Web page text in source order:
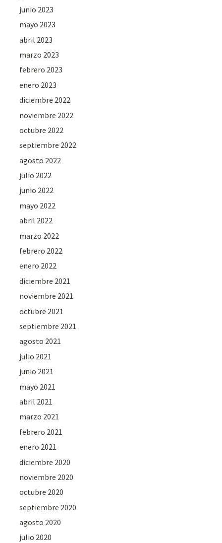
junio 2023
mayo 2023
abril 2023
marzo 2023
febrero 2023
enero 2023
diciembre 2022
noviembre 2022
octubre 2022
septiembre 2022
agosto 2022
julio 2022
junio 2022
mayo 2022
abril 2022
marzo 2022
febrero 2022
enero 2022
diciembre 2021
noviembre 2021
octubre 2021
septiembre 2021
agosto 2021
julio 2021
junio 2021
mayo 2021
abril 2021
marzo 2021
febrero 2021
enero 2021
diciembre 2020
noviembre 2020
octubre 2020
septiembre 2020
agosto 2020
julio 2020